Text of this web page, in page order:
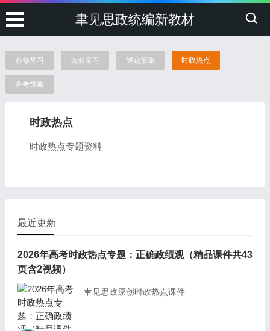
聿见思政统编新教材
必修复习 选必复习 解题策略 时政热点
备考策略
时政热点
时政热点专题资料
最近更新
2026年高考时政热点专题：正确政绩观（精品课件共43
页含2视频）
聿见思政原创时政热点课件